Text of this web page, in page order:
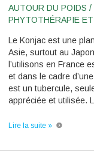
AUTOUR DU POIDS /
PHYTOTHÉRAPIE
Le Konjac est une
Asie, surtout au
l’utilisons en France
et dans le cadre
est un tubercule,
appréciée et utilisée.
Lire la suite »